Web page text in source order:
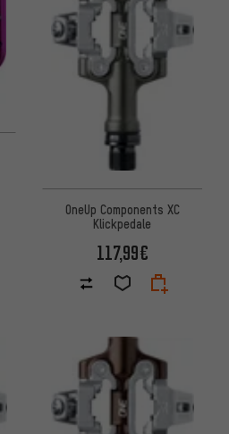
OneUp Components XC
Klickpedale
117,99€